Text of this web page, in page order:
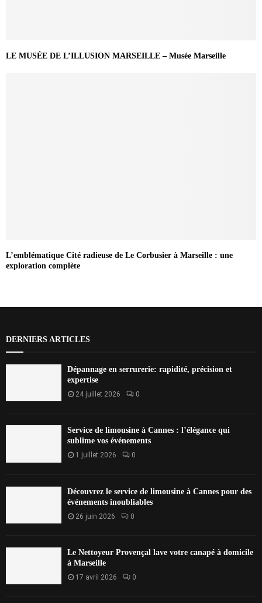
LE MUSÉE DE L’ILLUSION MARSEILLE – Musée Marseille
L’emblématique Cité radieuse de Le Corbusier à Marseille : une
exploration complète
DERNIERS ARTICLES
Dépannage en serrurerie: rapidité, précision et
expertise
24 juillet 2026 0
Service de limousine à Cannes : l’élégance qui
sublime vos événements
1 juillet 2026 0
Découvrez le service de limousine à Cannes pour des
événements inoubliables
26 juin 2026 0
Le Nettoyeur Provençal lave votre canapé à domicile
à Marseille
17 avril 2026 0